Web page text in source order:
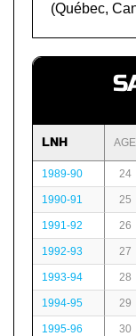
(Québec,
LNH AGE
1989-90 24
1990-91 25
1991-92 26
1992-93 27
1993-94 28
1994-95 29
1995-96 30